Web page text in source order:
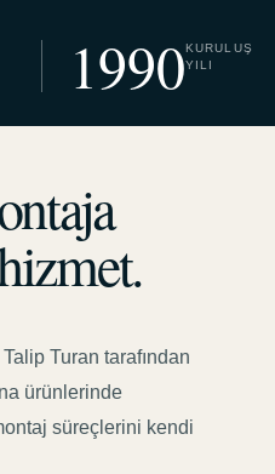
1990KURULUŞ
YILI
Turan tarafından
ürünlerinde
süreçlerini kendi